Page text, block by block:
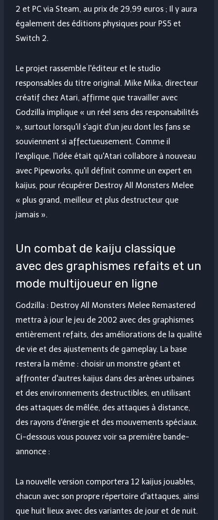
2 et PC via Steam, au prix de 29,99 euros ; Il y aura
également des éditions physiques pour PS5 et
Switch 2.
Le projet rassemble l'éditeur et le studio
responsables du titre original. Mike Mika, directeur
créatif chez Atari, affirme que travailler avec
Godzilla implique « un réel sens des responsabilités
», surtout lorsqu'il s'agit d'un jeu dont les fans se
souviennent si affectueusement. Comme il
l'explique, l'idée était qu'Atari collabore à nouveau
avec Pipeworks, qu'il définit comme un expert en
kaijus, pour récupérer Destroy All Monsters Melee
« plus grand, meilleur et plus destructeur que
jamais ».
Un combat de kaiju classique
avec des graphismes refaits et un
mode multijoueur en ligne
Godzilla : Destroy All Monsters Melee Remastered
mettra à jour le jeu de 2002 avec des graphismes
entièrement refaits, des améliorations de la qualité
de vie et des ajustements de gameplay. La base
restera la même : choisir un monstre géant et
affronter d'autres kaijus dans des arènes urbaines
et des environnements destructibles, en utilisant
des attaques de mêlée, des attaques à distance,
des rayons d'énergie et des mouvements spéciaux.
Ci-dessous vous pouvez voir sa première bande-
annonce :
La nouvelle version comportera 12 kaijus jouables,
chacun avec son propre répertoire d'attaques, ainsi
que huit lieux avec des variantes de jour et de nuit.